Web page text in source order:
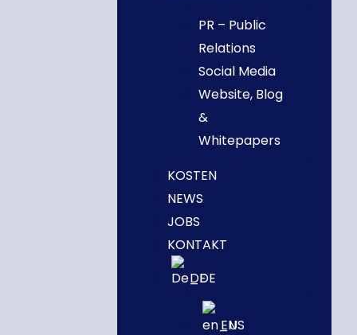
PR – Public
Relations
Social Media
Website, Blog
&
Whitepapers
KOSTEN
NEWS
JOBS
KONTAKT
DE
EN